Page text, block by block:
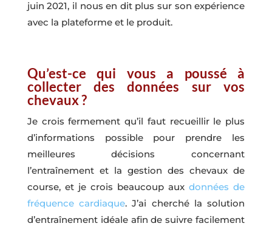
juin 2021, il nous en dit plus sur son expérience
avec la plateforme et le produit.
Qu’est-ce qui vous a poussé à
collecter des données sur vos
chevaux ?
Je crois fermement qu’il faut recueillir le plus
d’informations possible pour prendre les
meilleures décisions concernant
l’entraînement et la gestion des chevaux de
course, et je crois beaucoup auxdonnées de
fréquence cardiaque. J’ai cherché la solution
d’entraînement idéale afin de suivre facilement